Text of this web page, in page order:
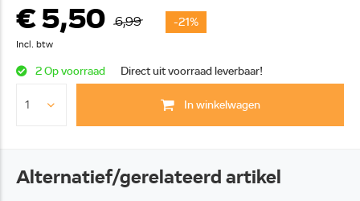
€ 5,50 6,99 -21%
Incl. btw
2 Op voorraad Direct uit voorraad leverbaar!
In winkelwagen
Alternatief/gerelateerd artikel